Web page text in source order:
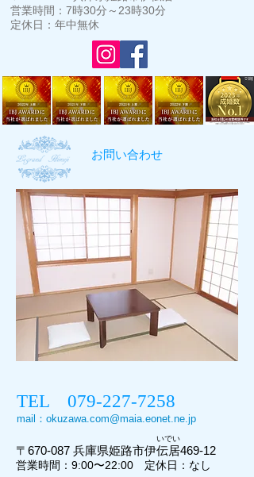
営業時間：7時30分～23時30分
定休日：年中無休
お問い合わせ
TEL 079-227-7258
mail： okuzawa.com@maia.eonet.ne.jp
〒 670-087 兵庫県姫路市伊伝居469-12
いでい
営業時間：9:00〜22:00 定休日：なし